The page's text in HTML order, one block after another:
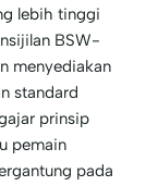
lebih tinggi
BSW-
menyediakan
standard
prinsip
pemain
pada